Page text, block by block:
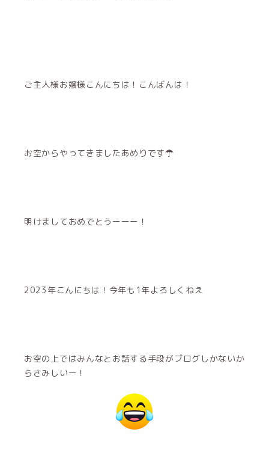
ご主人様お嬢様こんにちは！こんばんは！
お空からやってきましたあめりです☂︎
明けましておめでとうーーー！
2023年こんにちは！今年も1年よろしくねえ
お空の上ではみんなとお話する手段がブログしかないか
らさみしいー！